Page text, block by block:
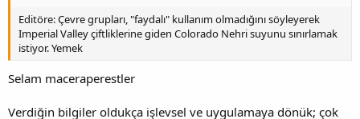
Editöre: Çevre grupları, "faydalı" kullanım olmadığını söyleyerek
Imperial Valley çiftliklerine giden Colorado Nehri suyunu sınırlamak
istiyor. Yemek
Selam maceraperestler
Verdiğin bilgiler oldukça işlevsel ve uygulamaya dönük; çok